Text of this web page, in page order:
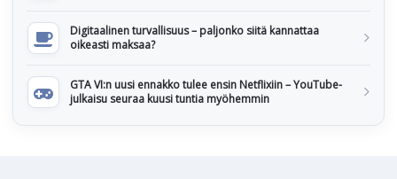
Digitaalinen turvallisuus – paljonko siitä kannattaa
oikeasti maksaa?
GTA VI:n uusi ennakko tulee ensin Netflixiin – YouTube-
julkaisu seuraa kuusi tuntia myöhemmin